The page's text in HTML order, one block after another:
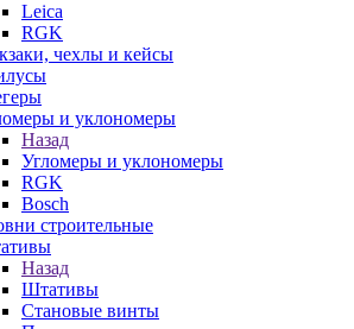
Leica
RGK
чехлы и кейсы
и уклономеры
Назад
Угломеры и уклономеры
RGK
Bosch
строительные
Назад
Штативы
Становые винты